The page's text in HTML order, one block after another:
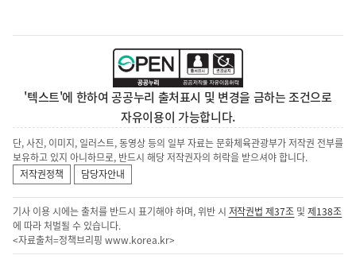
'텍스트'에 한하여 공공누리 출처표시 및 변경을 금하는 조건으로
자유이용이 가능합니다.
단, 사진, 이미지, 일러스트, 동영상 등의 일부 자료는 문화체육관광부가 저작권 전부를
보유하고 있지 아니하므로, 반드시 해당 저작권자의 허락을 받으셔야 합니다.
저작권정책
담당자안내
기사 이용 시에는 출처를 반드시 표기해야 하며, 위반 시 저작권법 제37조 및제138조
에 따라 처벌될 수 있습니다.
<자료출처=정책브리핑 www.korea.kr>